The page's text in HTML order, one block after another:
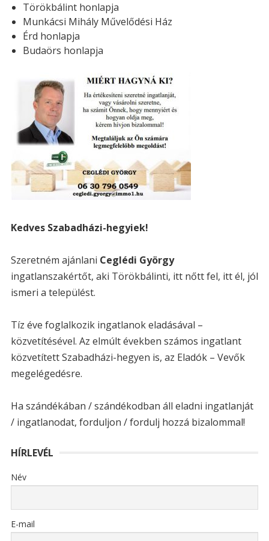
É
S
N
A
Ó
s
é
s
Törökbálint honlapja
Munkácsi Mihály Művelődési Ház
Érd honlapja
Budaörs honlapja
Kedves Szabadházi-hegyiek!
Szeretném ajánlani Ceglédi György
ingatlanszakértőt, aki Törökbálinti, itt nőtt fel, itt él, jól
ismeri a települést.
Tíz éve foglalkozik ingatlanok eladásával –
közvetítésével. Az elmúlt években számos ingatlant
közvetített Szabadházi-hegyen is, az Eladók – Vevők
megelégedésre.
Ha szándékában / szándékodban áll eladni ingatlanját
/ ingatlanodat, forduljon / fordulj hozzá bizalommal!
HÍRLEVÉL
Név
E-mail